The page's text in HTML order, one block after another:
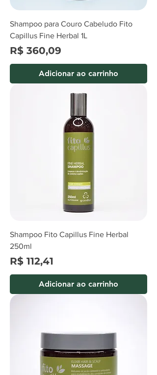
Shampoo para Couro Cabeludo Fito
Capillus Fine Herbal 1L
Preço
R$ 360,09
Adicionar ao carrinho
Shampoo Fito Capillus Fine Herbal
250ml
Preço
R$ 112,41
Adicionar ao carrinho